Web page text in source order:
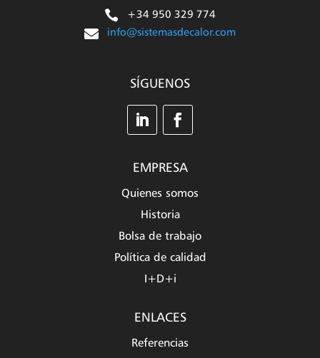
 +34 950 329 774
 info@sistemasdecalor.com
SÍGUENOS
EMPRESA
Quienes somos
Historia
Bolsa de trabajo
Política de calidad
I+D+i
ENLACES
Referencias